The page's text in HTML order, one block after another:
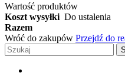
Wartość produktów
Koszt wysyłki Do ustalenia
Razem
Wróć do zakupów Przejdź do